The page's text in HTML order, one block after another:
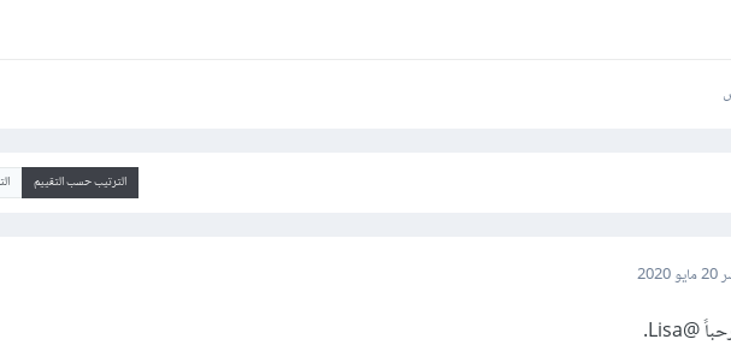
الترتيب حسب التقييم
20 مايو 2020
@Lisa
.